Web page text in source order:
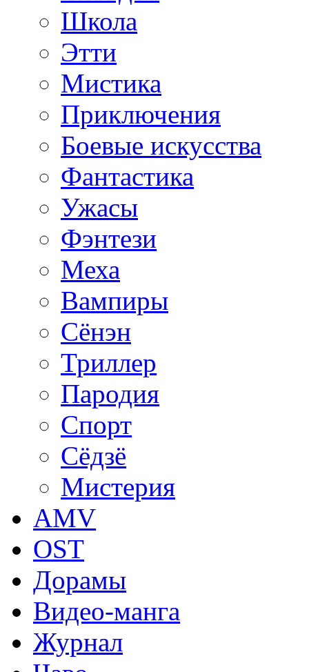
Школа
Этти
Мистика
Приключения
Боевые искусства
Фантастика
Ужасы
Фэнтези
Меха
Вампиры
Сёнэн
Триллер
Пародия
Спорт
Сёдзё
Мистерия
AMV
OST
Дорамы
Видео-манга
Журнал